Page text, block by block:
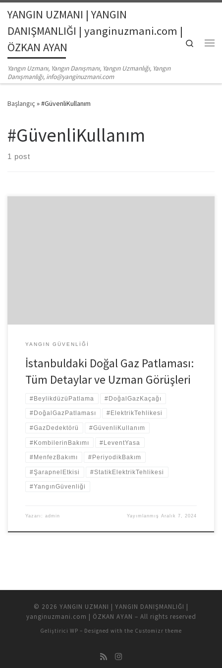
Skip to content
YANGIN UZMANI | YANGIN
DANIŞMANLIĞI | yanginuzmani.com |
ÖZKAN AYAN
Yangın Uzmanı, Yangın Danışmanı, Yangın Uzmanlığı, Yangın
Danışmanlığı, info@yanginuzmani.com
Search
Başlangıç »#GüvenliKullanım
#GüvenliKullanım
1 post
YANGIN GÜVENLIĞI
İstanbuldaki Doğal Gaz Patlaması:
Tüm Detaylar ve Uzman Görüşleri
#BeylikdüzüPatlama #DoğalGazKaçağı
#DoğalGazPatlaması #ElektrikTehlikesi
#GazDedektörü #GüvenliKullanım
#KombilerinBakımı #LeventYasa
#MenfezBakımı #PeriyodikBakım
#ŞarapnelEtkisi #StatikElektrikTehlikesi
#YangınGüvenliği
Yazarı: admin YayımlanmışAralık 7, 2024
© 2026 YANGIN UZMANI | YANGIN DANIŞMANLIĞI |
yanginuzmani.com | ÖZKAN AYAN – All rights reserved
Geliştirici WP – Designed with the Customizr theme